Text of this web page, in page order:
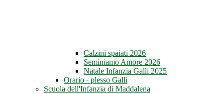
Calzini spaiati 2026
Seminiamo Amore 2026
Natale Infanzia Galli 2025
Orario - plesso Galli
Scuola dell'Infanzia di Maddalena